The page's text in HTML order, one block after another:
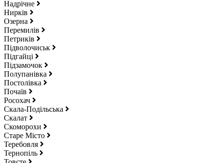
Надрічне
Нирків
Озерна
Перемилів
Петриків
Підволочиськ
Підгайці
Підзамочок
Полупанівка
Постолівка
Почаїв
Росохач
Скала-Подільська
Скалат
Скоморохи
Старе Місто
Теребовля
Тернопіль